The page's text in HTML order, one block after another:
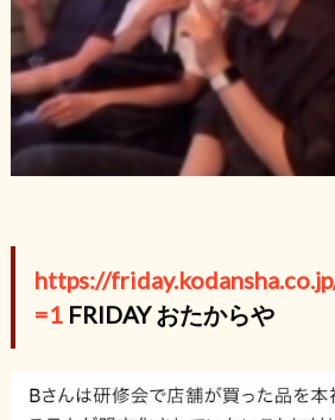
https://
=1 FRIDAY おたからや